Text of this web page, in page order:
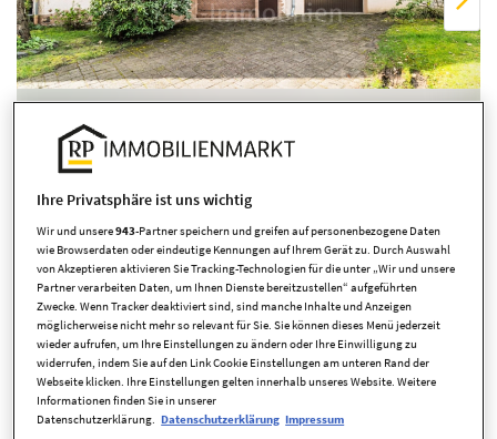
Übersicht ausblenden
Eckdaten
Ihre Privatsphäre ist uns wichtig
Wir und unsere943-Partner speichern und greifen auf personenbezogene Daten
wie Browserdaten oder eindeutige Kennungen auf Ihrem Gerät zu. Durch Auswahl
von Akzeptieren aktivieren Sie Tracking-Technologien für die unter „Wir und unsere
Partner verarbeiten Daten, um Ihnen Dienste bereitzustellen“ aufgeführten
Zwecke. Wenn Tracker deaktiviert sind, sind manche Inhalte und Anzeigen
möglicherweise nicht mehr so relevant für Sie. Sie können dieses Menü jederzeit
wieder aufrufen, um Ihre Einstellungen zu ändern oder Ihre Einwilligung zu
widerrufen, indem Sie auf den Link Cookie Einstellungen am unteren Rand der
Webseite klicken. Ihre Einstellungen gelten innerhalb unseres Website. Weitere
Informationen finden Sie in unserer
Datenschutzerklärung. Datenschutzerklärung Impressum